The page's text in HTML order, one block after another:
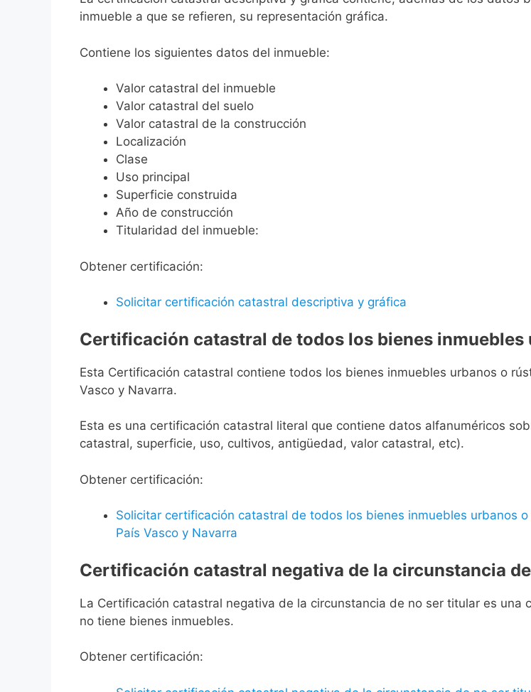
inmueble a que se refieren, su representación gráfica.
Contiene los siguientes datos del inmueble:
Valor catastral del inmueble
Valor catastral del suelo
Valor catastral de la construcción
Localización
Clase
Uso principal
Superficie construida
Año de construcción
Titularidad del inmueble:
Obtener certificación:
Solicitar certificación catastral descriptiva y gráfica
Certificación catastral de todos los bienes
Esta Certificación catastral contiene todos los bienes inmuebles urbanos o
Vasco y Navarra.
Esta es una certificación catastral literal que contiene datos alfanuméricos
catastral, superficie, uso, cultivos, antigüedad, valor catastral, etc).
Obtener certificación:
Solicitar certificación catastral de todos los bienes inmuebles urbanos
País Vasco y Navarra
Certificación catastral negativa de la circunstancia
La Certificación catastral negativa de la circunstancia de no ser titular es
no tiene bienes inmuebles.
Obtener certificación: